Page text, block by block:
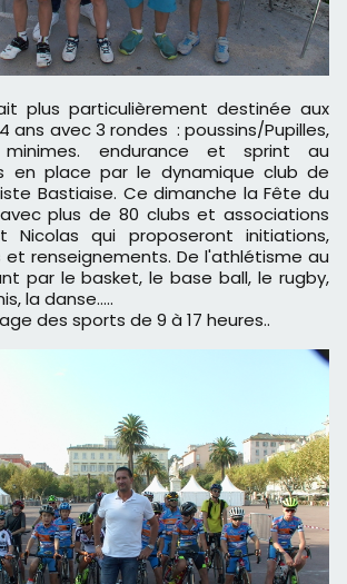
ans avec 3 rondes : poussins/Pupilles,
endurance et sprint au
en place par le dynamique club de
Bastiaise. Ce dimanche la Fête du
plus de 80 clubs et associations
qui proposeront initiations,
renseignements. De l'athlétisme au
par le basket, le base ball, le rugby,
la danse.....
des sports de 9 à 17 heures..